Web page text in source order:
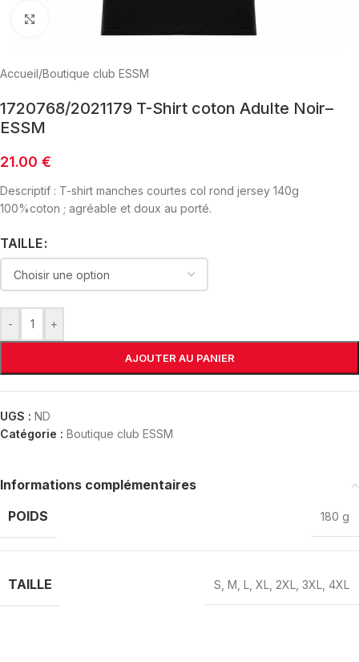
Click to enlarge
Accueil/Boutique club ESSM
1720768/2021179 T-Shirt coton Adulte Noir–
ESSM
21.00 €
Descriptif : T-shirt manches courtes col rond jersey 140g
100%coton ; agréable et doux au porté.
TAILLE
- +
AJOUTER AU PANIER
UGS : ND
Catégorie : Boutique club ESSM
Informations complémentaires
POIDS
180 g
TAILLE S M L XL 2XL 3XL 4XL